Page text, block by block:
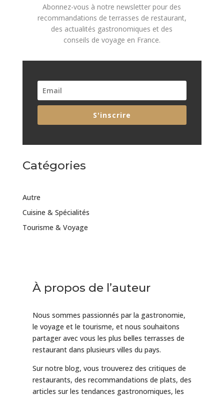
Abonnez-vous à notre newsletter pour des
recommandations de terrasses de restaurant,
des actualités gastronomiques et des
conseils de voyage en France.
S'inscrire
Catégories
Autre
Cuisine & Spécialités
Tourisme & Voyage
À propos de l’auteur
Nous sommes passionnés par la gastronomie,
le voyage et le tourisme, et nous souhaitons
partager avec vous les plus belles terrasses de
restaurant dans plusieurs villes du pays.
Sur notre blog, vous trouverez des critiques de
restaurants, des recommandations de plats, des
articles sur les tendances gastronomiques, les